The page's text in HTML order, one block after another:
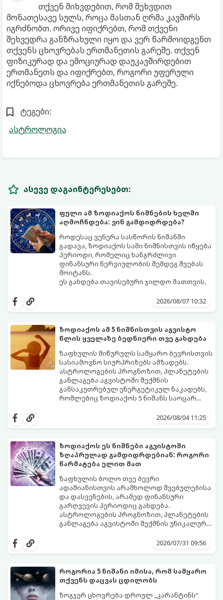
თქვენ მიხვდებით, რომ შეხვდით
მონათესავე სულს, როცა მასთან ღრმა კავშირს
იგრძნობთ. ორივე იფიქრებთ, რომ თქვენი
შეხვედრა განზრახული იყო და ვერ წარმოიდგენთ
თქვენს ცხოვრებას ერთმანეთის გარეშე. თქვენ
ფიზიკურად და ემოციურად დაუკავშირდებით
ერთმანეთს და იფიქრებთ, როგორი უფერული
იქნებოდა ცხოვრება ერთმანეთის გარეშე.
ტეგები:
ასტროლოგია
ასევე დაგაინტერესებთ:
ფული ამ ზოდიაქოს ნიშნების ხელში
აღმოჩნდება: ვინ გამდიდრდება?
როდესაც ვენერა სასწორის ნიშანში
გადავა, ზოდიაქოს სამი ნიშნისთვის იწყება
პერიოდი, რომელიც ხანგრძლივი
ფინანსური ნერვიულობის შემდეგ შვებას
მოიტანს.
ეს გახდება თავისებური ჯილდო მათთვის,
იჩენდა და სირთულეების მიუხედავად წინ
სურვილების გადადებასა და ხარჯების
მკაცრ კონტროლს. თუმცა, ახლა სიტუაცია
თანდათან შეიცვლება.
პრობლემები, რომლებიც უსასრულო
გეგონათ, უკან დაიხევს, ამასთან ერთად კი
გაჩნდება მეტი ნდობა მომავლის მიმართ.
რთული პერიოდის შემდეგ ეს ნიშნები
შეძლებენ ამოისუნთქონ და დაინახონ
ახალი შესაძლებლობები.
2026/08/07 10:32
ზოდიაქოს ამ 5 ნიშნისთვის აგვისტო
წლის ყველაზე ბედნიერი თვე გახდება
ზაფხულის მიწურულს სამყარო ბევრისთვის
სასიამოვნო სიურპრიზებს ამზადებს.
ასტროლოგების პროგნოზით, პლანეტების
განლაგება აგვისტოში შექმნის
განსაკუთრებულ ენერგეტიკულ ნაკადებს,
რომლებიც ზოდიაქოს 5 ნიშანს საოცარ
ყველაზე ბედნიერი თვე აღმოჩნდება.
2026/08/04 11:25
ზოდიაქოს ეს ნიშნები აგვისტოში
ზღაპრულად გამდიდრდებიან: როგორი
წარმატება ელით მათ
ზაფხულის ბოლო თვე ბევრი
ადამიანისთვის არამხოლოდ შვებულებისა
და დასვენების, არამედ ფინანსური
გარღვევის პერიოდიც გახდება.
ასტროლოგების პროგნოზით, პლანეტების
განლაგება აგვისტოში შექმნის უნიკალურ
ზოდიაქოს 4 ნიშანს ფინანსური წარმატების
შორის, ვისაც აგვისტოში ფინანსური
2026/07/31 09:56
როგორია 5 ნიშანი იმისა, რომ სამყარო
თქვენს დაცვას ცდილობს
ზოგჯერ ცხოვრება დროულ „კარანტინს“